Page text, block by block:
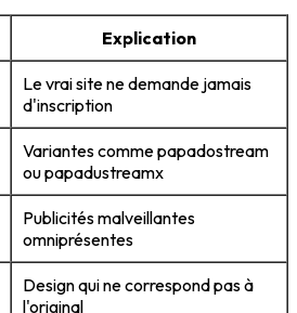
Explication
Le vrai site ne demande jamais
d'inscription
Variantes comme papadostream
ou papadustreamx
Publicités malveillantes
omniprésentes
Design qui ne correspond pas à
l'original